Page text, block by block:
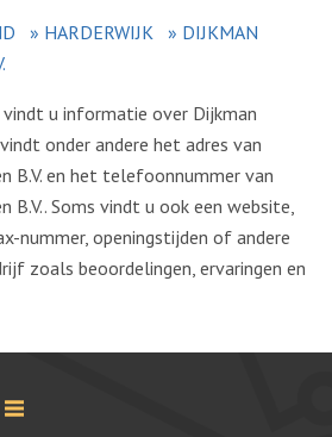
» HARDERWIJK » DIJKMAN
vindt u informatie over Dijkman
onder andere het adres van
B.V. en het telefoonnummer van
B.V.. Soms vindt u ook een website,
nummer, openingstijden of andere
zoals beoordelingen, ervaringen en